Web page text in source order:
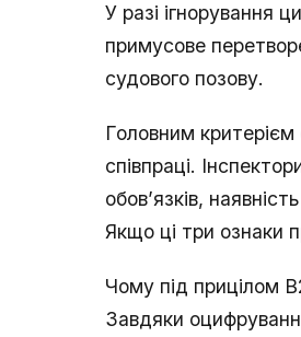
У разі ігнорування
примусове
судового позову.
Головним
співпраці.
обов’язків,
Якщо ці три ознаки
Чому під прицілом
Завдяки